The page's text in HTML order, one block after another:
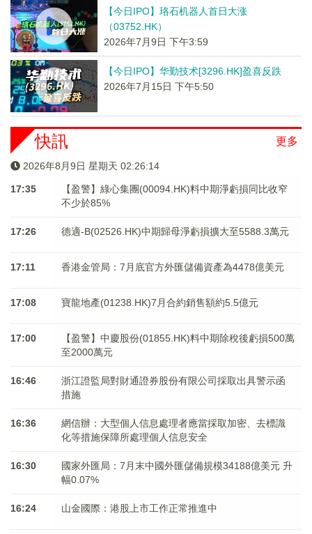
【今日IPO】珞石机器人首日大涨
（03752.HK）
2026年7月9日 下午3:59
【今日IPO】华勤技术[3296.HK]盈喜反跌
2026年7月15日 下午5:50
更多
快訊
2026年8月9日 星期天 02:26:14
17:35
【盈警】綠心集團(00094.HK)料中期淨虧損同比收窄
不少於85%
17:26 德適-B(02526.HK)中期歸母淨虧損擴大至5588.3萬元
17:11 香港金管局：7月底官方外匯儲備資產為4478億美元
17:08 寶龍地產(01238.HK)7月合約銷售額約5.5億元
17:00
【盈警】中慶股份(01855.HK)料中期除稅後虧損500萬
至2000萬元
16:46
浙江證監局對財通證券股份有限公司採取出具警示函
措施
16:36
網信辦：大型個人信息處理者應當採取加密、去標識
化等措施保障所處理個人信息安全
16:30
國家外匯局：7月末中國外匯儲備規模34188億美元 升
幅0.07%
16:24 山金國際：港股上市工作正常推進中